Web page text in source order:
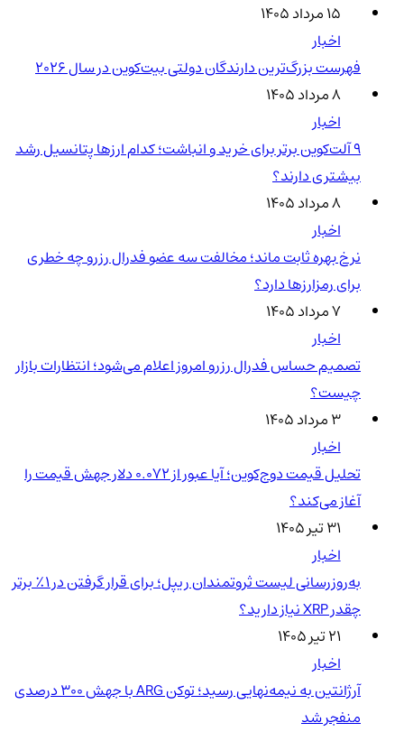
۱۵ مرداد ۱۴۰۵
اخبار
فهرست بزرگ‌ترین دارندگان دولتی بیت‌کوین در سال 2026
۸ مرداد ۱۴۰۵
اخبار
۹ آلت‌کوین برتر برای خرید و انباشت؛ کدام ارزها پتانسیل رشد
بیشتری دارند؟
۸ مرداد ۱۴۰۵
اخبار
نرخ بهره ثابت ماند؛ مخالفت سه عضو فدرال رزرو چه خطری
برای رمزارزها دارد؟
۷ مرداد ۱۴۰۵
اخبار
تصمیم حساس فدرال رزرو امروز اعلام می‌شود؛ انتظارات بازار
چیست؟
۳ مرداد ۱۴۰۵
اخبار
تحلیل قیمت دوج‌کوین؛ آیا عبور از ۰.۰۷۲ دلار جهش قیمت را
آغاز می‌کند؟
۳۱ تیر ۱۴۰۵
اخبار
به‌روزرسانی لیست ثروتمندان ریپل؛ برای قرار گرفتن در ۱٪ برتر
چقدر XRP نیاز دارید؟
۲۱ تیر ۱۴۰۵
اخبار
آرژانتین به نیمه‌نهایی رسید؛ توکن ARG با جهش ۳۰۰ درصدی
منفجر شد